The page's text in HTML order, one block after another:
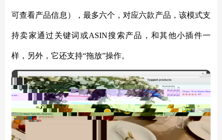
可查看产品信息），最多六个，对应六款产品，该模式支
持卖家通过关键词或ASIN搜索产品，和其他小插件一
样，另外，它还支持“拖放”操作。